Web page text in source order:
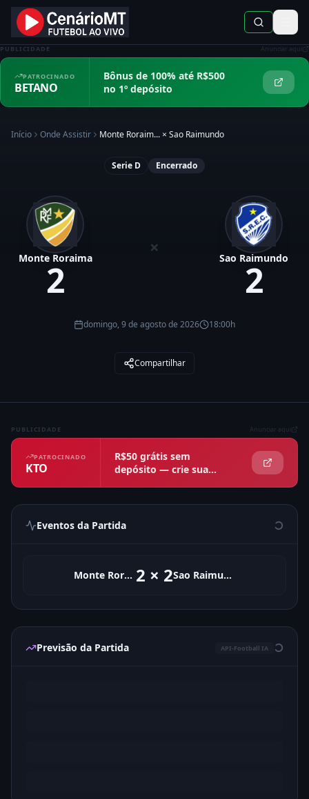
PUBLICIDADE Anunciar aqui
PATROCINADO
BETANO
Bônus de 100% até R$500
no 1º depósito
Início Onde Assistir Monte Roraim... × Sao Raimundo
Serie D Encerrado
Monte Roraima
2
× Sao Raimundo
2
domingo, 9 de agosto de 2026 18:00h
Compartilhar
PUBLICIDADE Anunciar aqui
PATROCINADO
KTO
R$50 grátis sem
depósito — crie sua
Eventos da Partida
Monte Roraima 2 × 2 Sao Raimundo
Previsão da Partida API-Football IA